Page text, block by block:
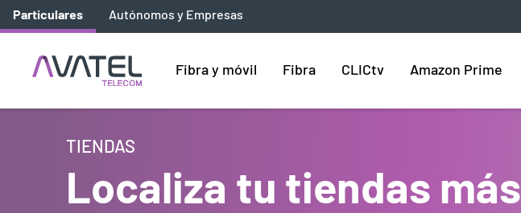
Particulares Autónomos y Empresas
Fibra y móvil Fibra CLICtv Amazon Prime
TIENDAS
Localiza tu tiendas más